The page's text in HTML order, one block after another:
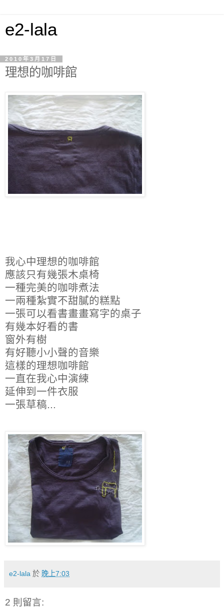
e2-lala
2010年3月17日
理想的咖啡館
我心中理想的咖啡館
應該只有幾張木桌椅
一種完美的咖啡煮法
一兩種紮實不甜膩的糕點
一張可以看書畫畫寫字的桌子
有幾本好看的書
窗外有樹
有好聽小小聲的音樂
這樣的理想咖啡館
一直在我心中演練
延伸到一件衣服
一張草稿...
e2-lala 於 晚上7:03
2 則留言: